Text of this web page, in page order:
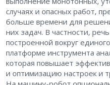
случаях и опасных работ,
больше времени для
них задач. В частности,
построенной вокруг
платформе инструмента
которая повышает
и оптимизацию настроек и